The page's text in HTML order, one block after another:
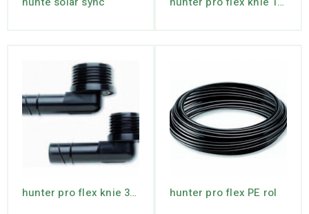
hunter pro flex knie 3/4 hunter pro flex PE rol